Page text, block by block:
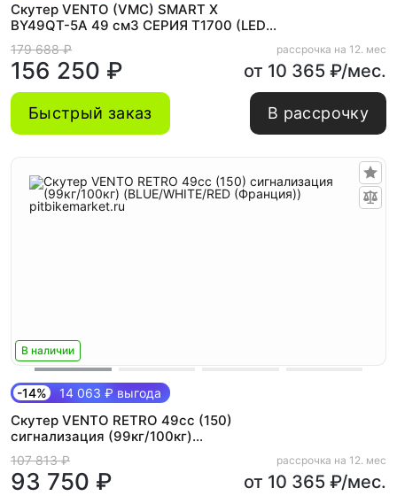
Скутер VENTO (VMC) SMART X
BY49QT-5A 49 см3 СЕРИЯ T1700 (LED
панель, CBS, USB, сигнализация) GREY
179 688 ₽
156 250 ₽
рассрочка на 12. мес
от 10 365 ₽/мес.
Быстрый заказ В рассрочку
В наличии
-14% 14 063 ₽ выгода
Скутер VENTO RETRO 49cc (150)
сигнализация (99кг/100кг)
(BLUE/WHITE/RED (Франция))
107 813 ₽
93 750 ₽
рассрочка на 12. мес
от 10 365 ₽/мес.